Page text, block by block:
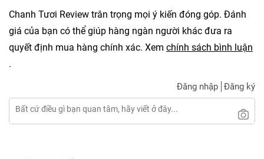
Chanh Tươi Review trân trọng mọi ý kiến đóng góp. Đánh
giá của bạn có thể giúp hàng ngàn người khác đưa ra
quyết định mua hàng chính xác. Xem chính sách bình luận
.
Đăng nhập Đăng ký